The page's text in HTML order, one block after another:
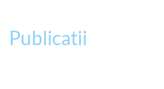
Publicatii